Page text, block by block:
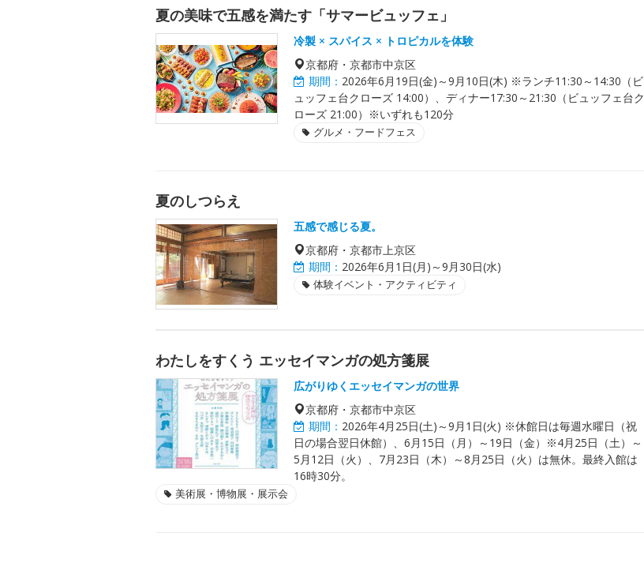
夏の美味で五感を満たす「サマービュッフェ」
冷製 × スパイス × トロピカルを体験
京都府・京都市中京区
期間： 2026年6月19日(金)～9月10日(木) ※ランチ11:30～14:30（ビ
ュッフェ台クローズ 14:00）、ディナー17:30～21:30（ビュッフェ台ク
ローズ 21:00）※いずれも120分
グルメ・フードフェス
夏のしつらえ
五感で感じる夏。
京都府・京都市上京区
期間： 2026年6月1日(月)～9月30日(水)
体験イベント・アクティビティ
わたしをすくう エッセイマンガの処方箋展
広がりゆくエッセイマンガの世界
京都府・京都市中京区
期間： 2026年4月25日(土)～9月1日(火) ※休館日は毎週水曜日（祝
日の場合翌日休館）、6月15日（月）～19日（金）※4月25日（土）～
5月12日（火）、7月23日（木）～8月25日（火）は無休。最終入館は
16時30分。
美術展・博物展・展示会